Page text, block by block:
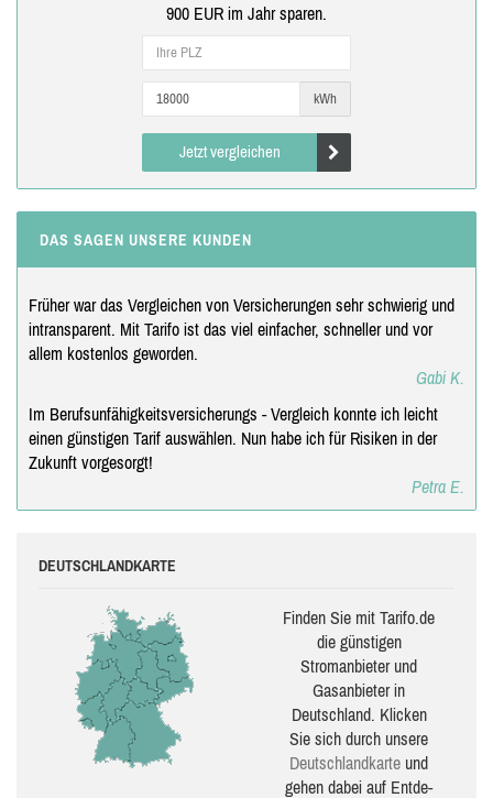
900 EUR im Jahr sparen.
kWh
Jetzt vergleichen
DAS SAGEN UNSERE KUNDEN
Früher war das Vergleichen von Versicherungen sehr schwierig und
intransparent. Mit Tarifo ist das viel einfacher, schneller und vor
allem kostenlos geworden.
Gabi K.
Im Berufsunfähigkeitsversicherungs - Vergleich konnte ich leicht
einen günstigen Tarif auswählen. Nun habe ich für Risiken in der
Zukunft vorgesorgt!
Petra E.
DEUTSCHLANDKARTE
Finden Sie mit Tarifo.de
die güns­ti­gen
Stromanbieter und
Gasanbieter in
Deutschland. Klicken
Sie sich durch unsere
Deutsch­land­karte und
gehen dabei auf Ent­de­